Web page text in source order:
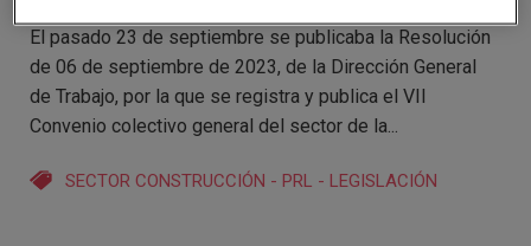
El pasado 23 de septiembre se publicaba la Resolución
de 06 de septiembre de 2023, de la Dirección General
de Trabajo, por la que se registra y publica el VII
Convenio colectivo general del sector de la...
SECTOR CONSTRUCCIÓN - PRL - LEGISLACIÓN